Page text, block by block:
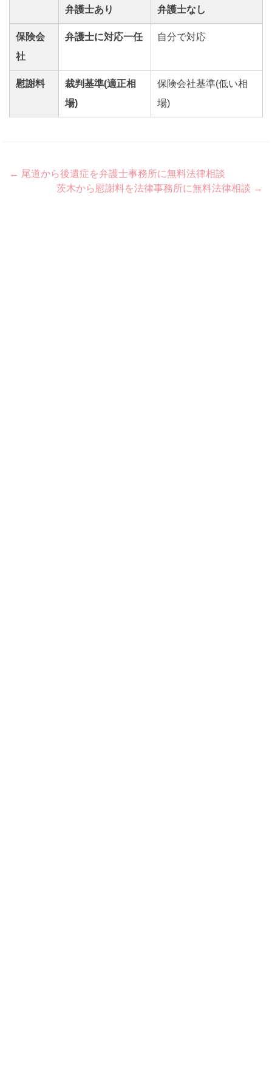
弁護士あり 弁護士なし
保険会
社
弁護士に対応一任 自分で対応
慰謝料
裁判基準(適正相
場)
保険会社基準(低い相
場)
Post
navigation
← 尾道から後遺症を弁護士事務所に無料法律相談
茨木から慰謝料を法律事務所に無料法律相談 →